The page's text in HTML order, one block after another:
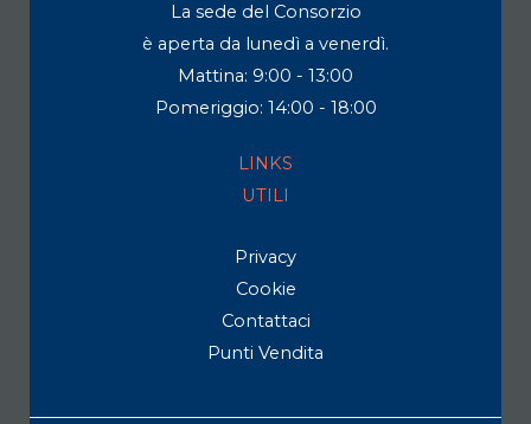
La sede del Consorzio
è aperta da lunedì a venerdì.
Mattina: 9:00 - 13:00
Pomeriggio: 14:00 - 18:00
LINKS
UTILI
Privacy
Cookie
Contattaci
Punti Vendita